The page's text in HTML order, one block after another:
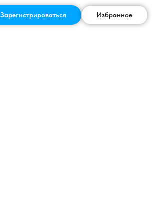
Зарегистрироваться Избранное